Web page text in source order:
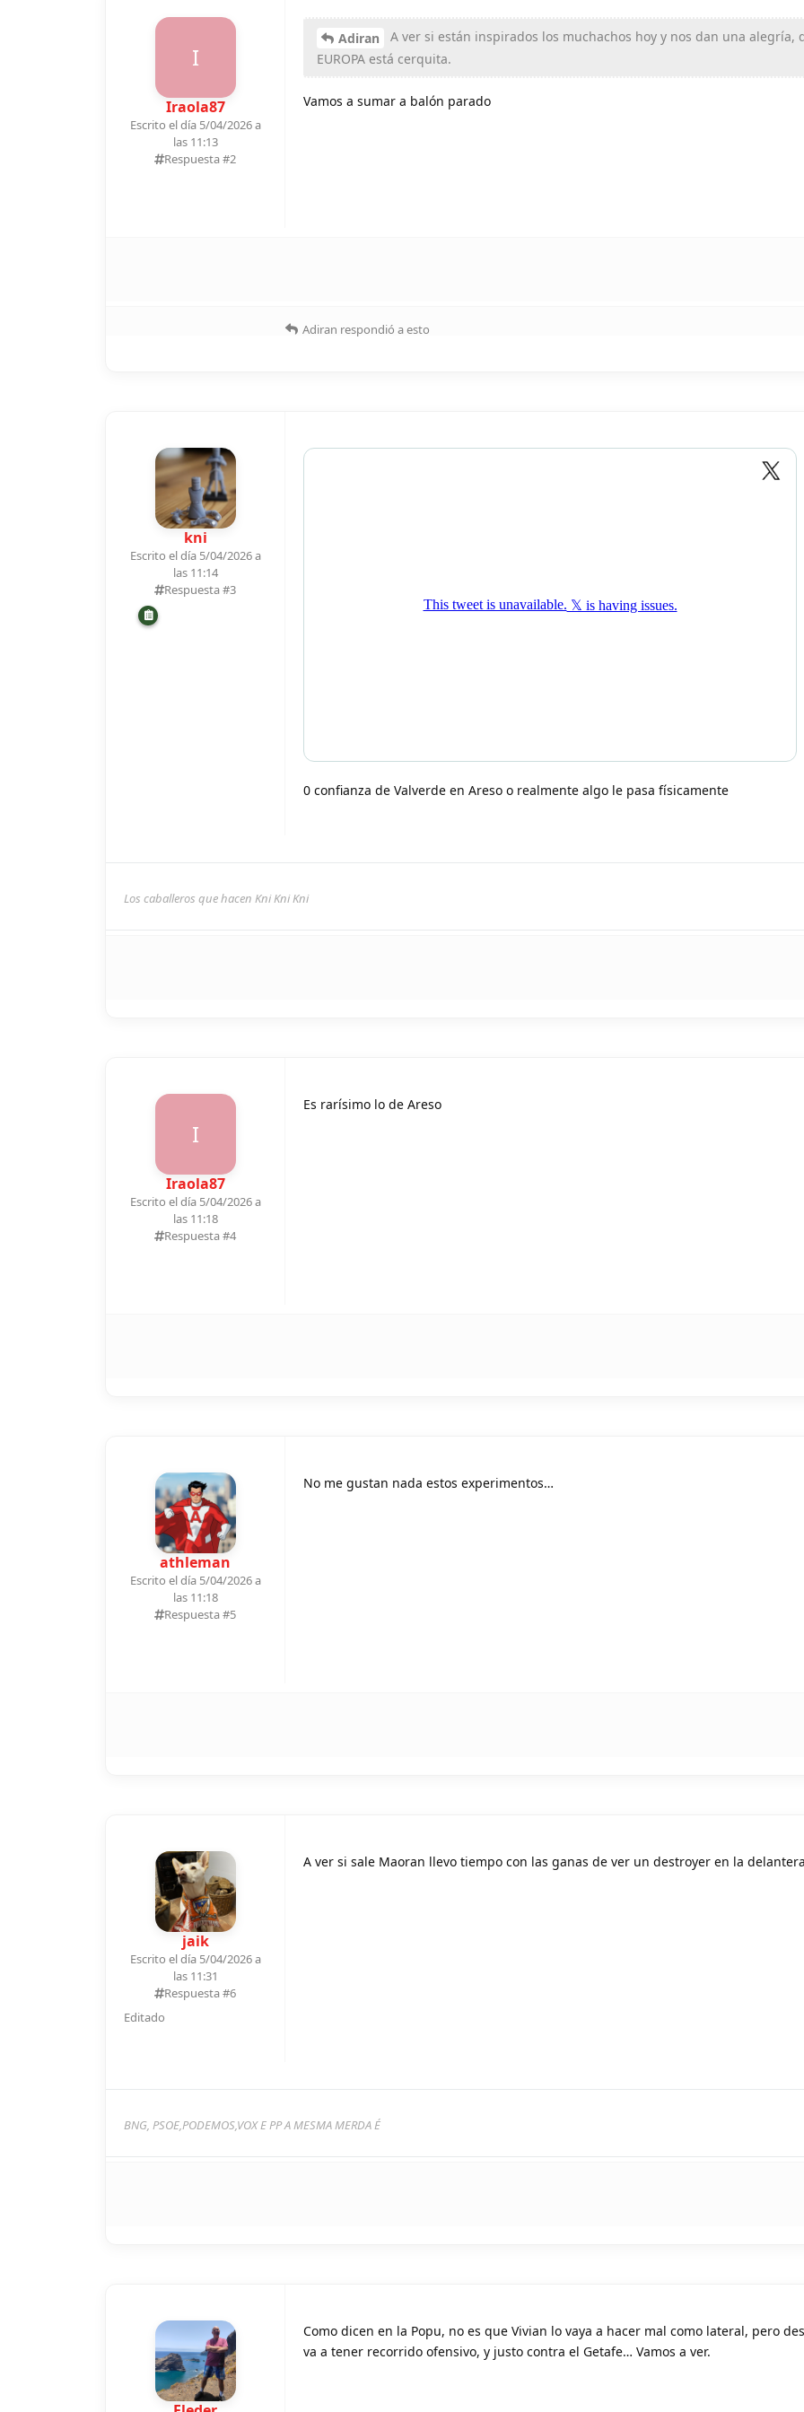
I
Iraola87
Escrito el día 5/04/2026 a
las 11:13
Respuesta #2
Adiran
A ver si están inspirados los muchachos hoy y nos dan una alegría,
EUROPA está cerquita.
Vamos a sumar a balón parado
Adiran respondió a esto
kni
Escrito el día 5/04/2026 a
las 11:14
Respuesta #3
0 confianza de Valverde en Areso o realmente algo le pasa físicamente
Los caballeros que hacen Kni Kni Kni
I
Iraola87
Escrito el día 5/04/2026 a
las 11:18
Respuesta #4
Es rarísimo lo de Areso
athleman
Escrito el día 5/04/2026 a
las 11:18
Respuesta #5
No me gustan nada estos experimentos…
jaik
Escrito el día 5/04/2026 a
las 11:31
Respuesta #6
Editado
A ver si sale Maoran llevo tiempo con las ganas de ver un destroyer en la
BNG, PSOE,PODEMOS,VOX E PP A MESMA MERDA É
Como dicen en la Popu, no es que Vivian lo vaya a hacer mal como lateral, pero
va a tener recorrido ofensivo, y justo contra el Getafe… Vamos a ver.